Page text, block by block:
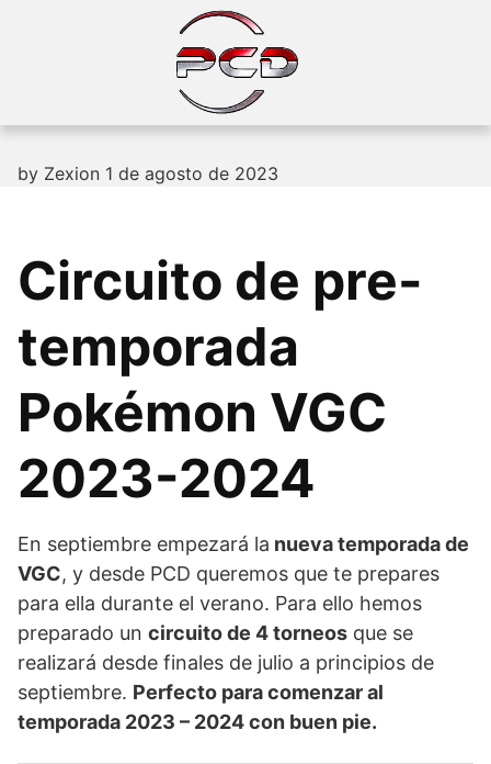
by Zexion 1 de agosto de 2023
Circuito de pre-
temporada
Pokémon VGC
2023-2024
En septiembre empezará la nueva temporada de
VGC, y desde PCD queremos que te prepares
para ella durante el verano. Para ello hemos
preparado un circuito de 4 torneos que se
realizará desde finales de julio a principios de
septiembre. Perfecto para comenzar al
temporada 2023 – 2024 con buen pie.